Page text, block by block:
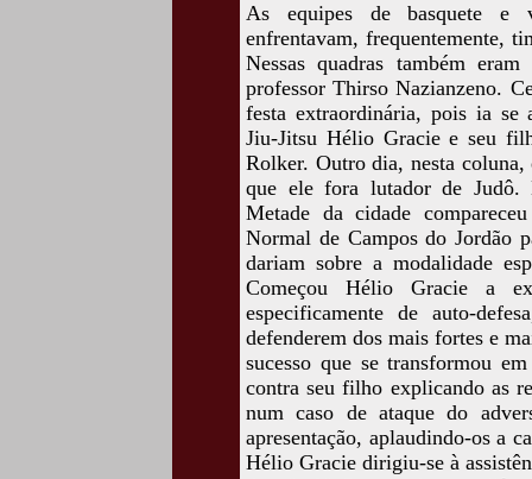
As equipes de basquete e
enfrentavam, frequentemente,
Nessas quadras também
professor Thirso Nazianzeno.
festa extraordinária, pois ia se
Jiu-Jitsu Hélio Gracie e seu
Rolker. Outro dia, nesta coluna,
que ele fora lutador de
Metade da cidade
Normal de Campos do Jordão
dariam sobre a modalidade
Começou Hélio Gracie a
especificamente de auto-
defenderem dos mais fortes e
sucesso que se transformou
contra seu filho explicando as
num caso de ataque do
apresentação, aplaudindo-os a
Hélio Gracie dirigiu-se à